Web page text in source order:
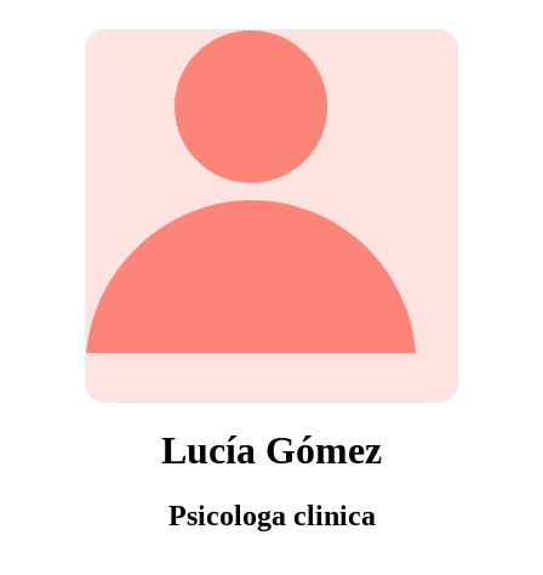
Lucía Gómez
Psicologa clinica